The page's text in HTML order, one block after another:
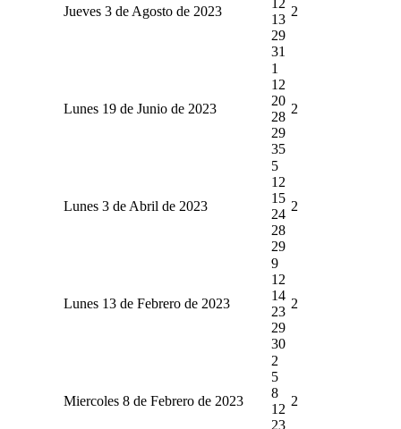
Jueves 3 de Agosto de 2023
13
29
31
2
Lunes 19 de Junio de 2023
1
12
20
28
29
35
2
Lunes 3 de Abril de 2023
5
12
15
24
28
29
2
Lunes 13 de Febrero de 2023
9
12
14
23
29
30
2
Miercoles 8 de Febrero de 2023
2
5
8
12
23
2